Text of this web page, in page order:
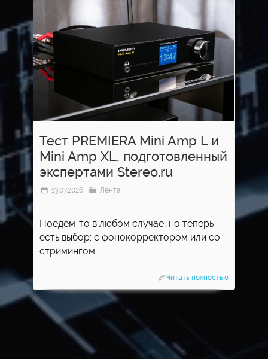
Тест PREMIERA Mini Amp L и
Mini Amp XL, подготовленный
экспертами Stereo.ru
13.07.2026 Лента
Поедем-то в любом случае, но теперь
есть выбор: с фонокорректором или со
стримингом.
Читать полностью